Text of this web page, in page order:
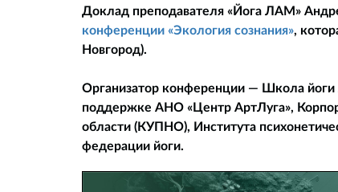
Доклад преподавателя «Йога ЛАМ»
конференции «Экология сознания»,
Новгород).
Организатор конференции — Школа
поддержке АНО «Центр АртЛуга»,
области (КУПНО), Института
федерации йоги.